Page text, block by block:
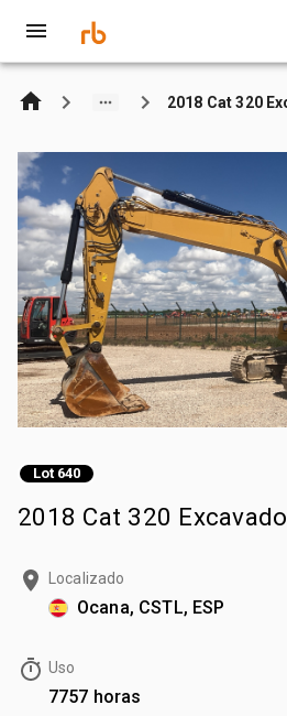
2018 Cat 320
Lot 640
2018 Cat 320
Localizado
Ocana, CSTL, ESP
Uso
7757 horas